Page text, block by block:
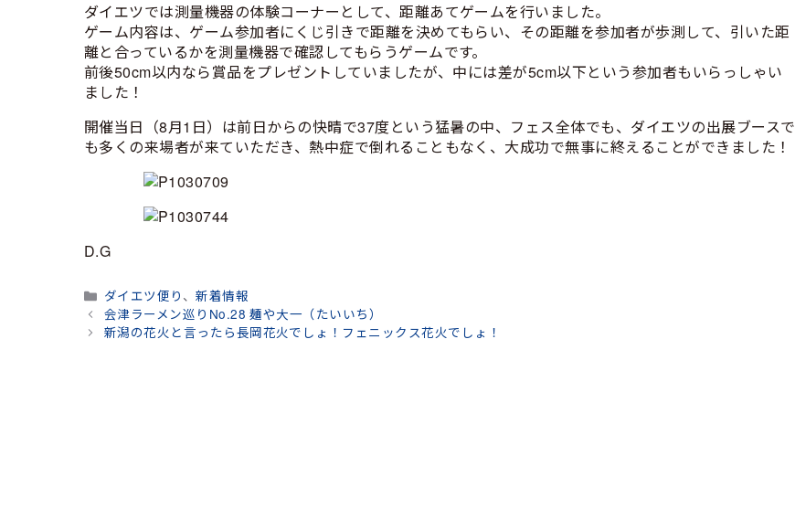
ダイエツでは測量機器の体験コーナーとして、距離あてゲームを行いました。
ゲーム内容は、ゲーム参加者にくじ引きで距離を決めてもらい、その距離を参加者が歩測して、引いた距
離と合っているかを測量機器で確認してもらうゲームです。
前後50cm以内なら賞品をプレゼントしていましたが、中には差が5cm以下という参加者もいらっしゃい
ました！
開催当日（8月1日）は前日からの快晴で37度という猛暑の中、フェス全体でも、ダイエツの出展ブースで
も多くの来場者が来ていただき、熱中症で倒れることもなく、大成功で無事に終えることができました！
D.G
カ
テ
ゴ
ダイエツ便り 、新着情報
会津ラーメン巡りNo.28 麺や大一（たいいち）
新潟の花火と言ったら長岡花火でしょ！フェニックス花火でしょ！